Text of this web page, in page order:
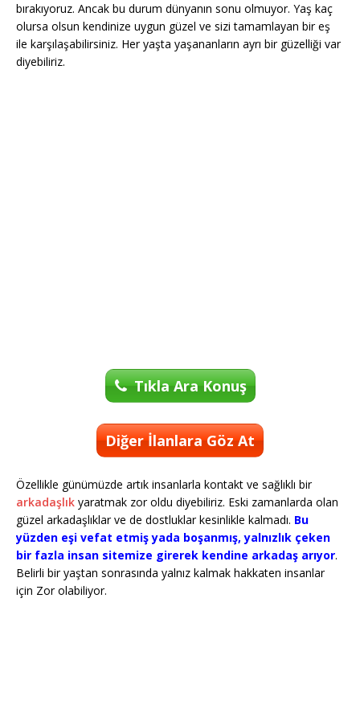
bırakıyoruz. Ancak bu durum dünyanın sonu olmuyor. Yaş kaç
olursa olsun kendinize uygun güzel ve sizi tamamlayan bir eş
ile karşılaşabilirsiniz. Her yaşta yaşananların ayrı bir güzelliği var
diyebiliriz.
Tıkla Ara Konuş
Diğer İlanlara Göz At
Özellikle günümüzde artık insanlarla kontakt ve sağlıklı bir
arkadaşlık yaratmak zor oldu diyebiliriz. Eski zamanlarda olan
güzel arkadaşlıklar ve de dostluklar kesinlikle kalmadı. Bu
yüzden eşi vefat etmiş yada boşanmış, yalnızlık çeken
bir fazla insan sitemize girerek kendine arkadaş arıyor.
Belirli bir yaştan sonrasında yalnız kalmak hakkaten insanlar
için Zor olabiliyor.